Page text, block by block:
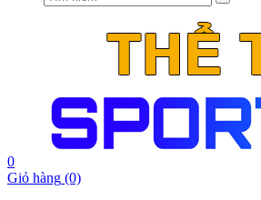
0
Giỏ hàng (0)